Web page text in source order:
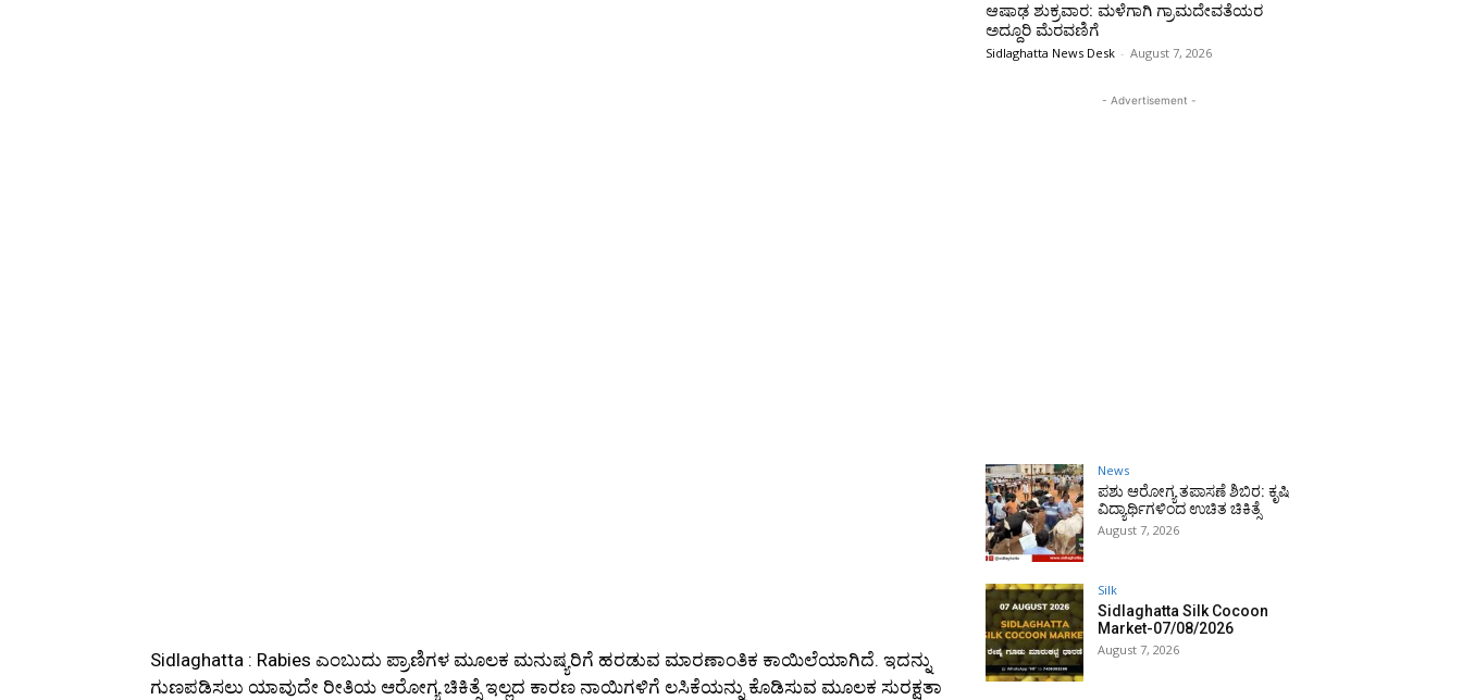
Sidlaghatta : Rabies ಎಂಬುದು ಪ್ರಾಣಿಗಳ ಮೂಲಕ ಮನುಷ್ಯರಿಗೆ ಹರಡುವ ಮಾರಣಾಂತಿಕ ಕಾಯಿಲೆಯಾಗಿದೆ. ಇದನ್ನು
ಗುಣಪಡಿಸಲು ಯಾವುದೇ ರೀತಿಯ ಆರೋಗ್ಯ ಚಿಕಿತ್ಸೆ ಇಲ್ಲದ ಕಾರಣ ನಾಯಿಗಳಿಗೆ ಲಸಿಕೆಯನ್ನು ಕೊಡಿಸುವ ಮೂಲಕ ಸುರಕ್ಷತಾ
ಆಷಾಢ ಶುಕ್ರವಾರ: ಮಳೆಗಾಗಿ ಗ್ರಾಮದೇವತೆಯರ
ಅದ್ದೂರಿ ಮೆರವಣಿಗೆ
Sidlaghatta News Desk - August 7, 2026
- Advertisement -
News
ಪಶು ಆರೋಗ್ಯ ತಪಾಸಣೆ ಶಿಬಿರ: ಕೃಷಿ
ವಿದ್ಯಾರ್ಥಿಗಳಿಂದ ಉಚಿತ ಚಿಕಿತ್ಸೆ
August 7, 2026
Silk
Sidlaghatta Silk Cocoon
Market-07/08/2026
August 7, 2026